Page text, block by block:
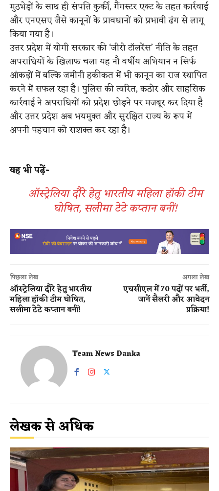
मुठभेड़ों के साथ ही संपत्ति कुर्की, गैंगस्टर एक्ट के तहत कार्रवाई
और एनएसए जैसे कानूनों के प्रावधानों को प्रभावी ढंग से लागू
किया गया है।
उत्तर प्रदेश में योगी सरकार की ‘जीरो टॉलरेंस’ नीति के तहत
अपराधियों के खिलाफ चला यह नौ वर्षीय अभियान न सिर्फ
आंकड़ों में बल्कि जमीनी हकीकत में भी कानून का राज स्थापित
करने में सफल रहा है। पुलिस की त्वरित, कठोर और साहसिक
कार्रवाई ने अपराधियों को प्रदेश छोड़ने पर मजबूर कर दिया है
और उत्तर प्रदेश अब भयमुक्त और सुरक्षित राज्य के रूप में
अपनी पहचान को सशक्त कर रहा है।
यह भी पढ़ें-
ऑस्ट्रेलिया दौरे हेतु भारतीय महिला हॉकी टीम
घोषित, सलीमा टेटे कप्तान बनीं!
पिछला लेख
ऑस्ट्रेलिया दौरे हेतु भारतीय
महिला हॉकी टीम घोषित,
सलीमा टेटे कप्तान बनीं!
अगला लेख
एचसीएल में 70 पदों पर भर्ती,
जानें सैलरी और आवेदन
प्रक्रिया!
Team News Danka
लेखक से अधिक